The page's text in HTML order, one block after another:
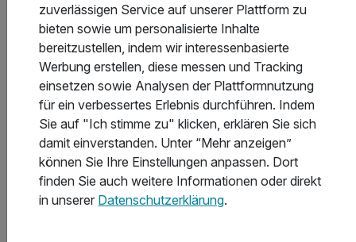
Alle Mahlzeiten werden in der Residenz
Kaisergarten 2 oder im Hauptgebäude serviert. Die
Kuranwendungsabteilung befinden sich im 50 Meter
entfernten Hauptgebäude. Alle zusätzlichen
Leistungen wie z.B. Tanzabend, Filmabend, Live-
Konzerte usw. finden auch im Hauptgebäude statt.
Für Leistungen, die vor Ort im Hotel mit Karte
gezahlt werden, wählen Sie am Kartengerät
unbedingt die Zahlung in PLN aus. Bei Auswahl der
Zahlung in EUR können durch die Umrechnung
Weiterlesen
Hoteladresse
zuverlässigen Service auf unserer Plattform zu
bieten sowie um personalisierte Inhalte
bereitzustellen, indem wir interessenbasierte
Werbung erstellen, diese messen und Tracking
einsetzen sowie Analysen der Plattformnutzung
für ein verbessertes Erlebnis durchführen. Indem
Sie auf "Ich stimme zu" klicken, erklären Sie sich
damit einverstanden. Unter “Mehr anzeigen”
können Sie Ihre Einstellungen anpassen. Dort
finden Sie auch weitere Informationen oder direkt
in unserer Datenschutzerklärung.